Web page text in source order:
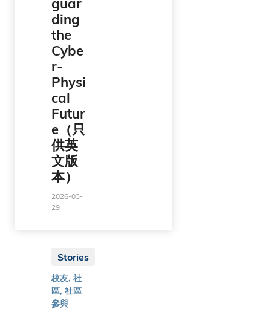
guar
ding
the
Cybe
r-
Physi
cal
Futur
e（只
供英
文版
本）
2026-03-
29
Stories
校友, 社
區, 社區
參與